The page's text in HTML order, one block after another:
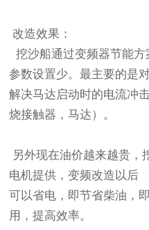
改造效果：
挖沙船通过变频器节能方
参数设置少。最主要的是
解决马达启动时的电流冲
烧接触器，马达）。
另外现在油价越来越贵，
电机提供，变频改造以后
可以省电，即节省柴油，
用，提高效率。